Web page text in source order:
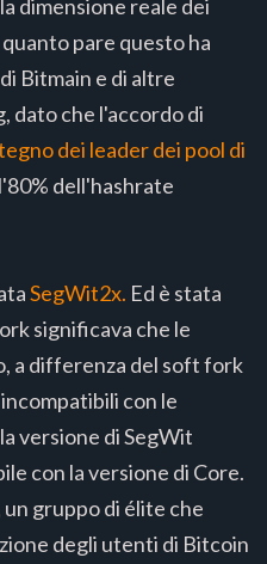
dimensione reale dei
pare questo ha
Bitmain e di altre
dato che l'accordo di
dei leader dei pool di
dell'hashrate
SegWit2x. Ed è stata
significava che le
a differenza del soft fork
con le
versione di SegWit
con la versione di Core.
gruppo di élite che
degli utenti di Bitcoin